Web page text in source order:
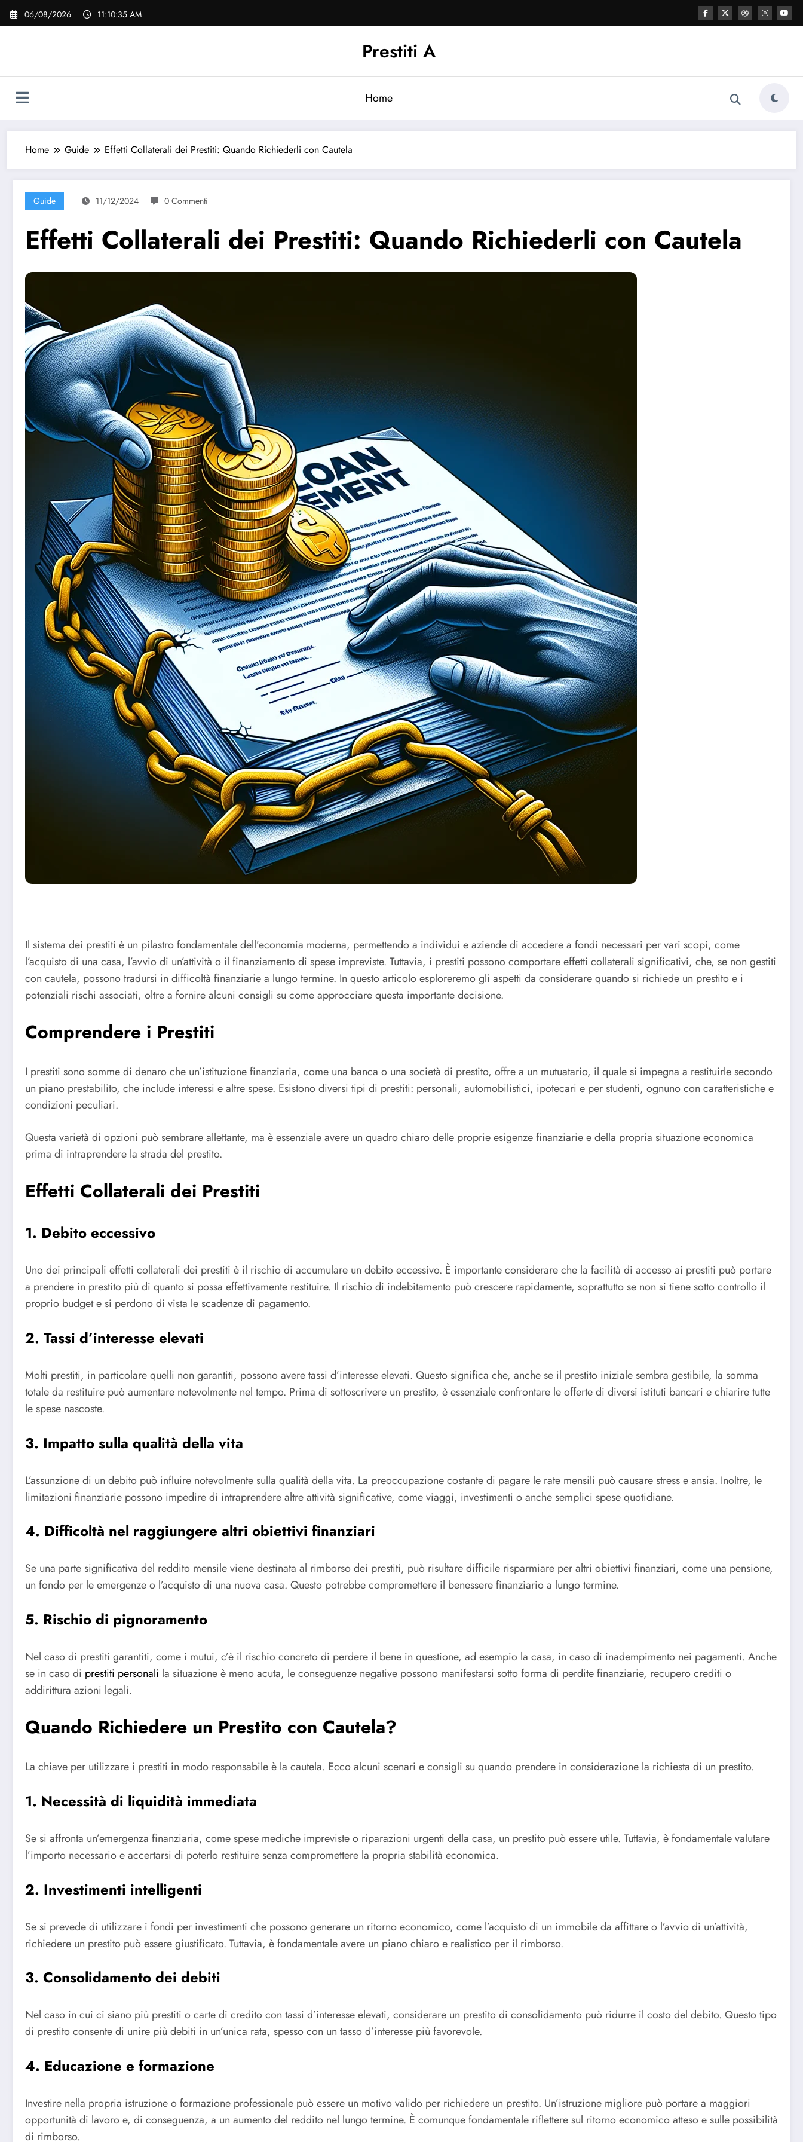
Vai
06/08/2026 11:10:36 AM
Prestiti A
Home
Home Guide Effetti Collaterali dei Prestiti: Quando Richiederli con Cautela
Guide 11/12/2024 0 Commenti
Effetti Collaterali dei Prestiti: Quando Richiederli con Cautela
Il sistema dei prestiti è un pilastro fondamentale dell’economia moderna, permettendo a individui e aziende di accedere a fondi necessari per vari scopi, come
l’acquisto di una casa, l’avvio di un’attività o il finanziamento di spese impreviste. Tuttavia, i prestiti possono comportare effetti collaterali significativi, che, se non gestiti
con cautela, possono tradursi in difficoltà finanziarie a lungo termine. In questo articolo esploreremo gli aspetti da considerare quando si richiede un prestito e i
potenziali rischi associati, oltre a fornire alcuni consigli su come approcciare questa importante decisione.
Comprendere i Prestiti
I prestiti sono somme di denaro che un’istituzione finanziaria, come una banca o una società di prestito, offre a un mutuatario, il quale si impegna a restituirle secondo
un piano prestabilito, che include interessi e altre spese. Esistono diversi tipi di prestiti: personali, automobilistici, ipotecari e per studenti, ognuno con caratteristiche e
condizioni peculiari.
Questa varietà di opzioni può sembrare allettante, ma è essenziale avere un quadro chiaro delle proprie esigenze finanziarie e della propria situazione economica
prima di intraprendere la strada del prestito.
Effetti Collaterali dei Prestiti
1. Debito eccessivo
Uno dei principali effetti collaterali dei prestiti è il rischio di accumulare un debito eccessivo. È importante considerare che la facilità di accesso ai prestiti può portare
a prendere in prestito più di quanto si possa effettivamente restituire. Il rischio di indebitamento può crescere rapidamente, soprattutto se non si tiene sotto controllo il
proprio budget e si perdono di vista le scadenze di pagamento.
2. Tassi d’interesse elevati
Molti prestiti, in particolare quelli non garantiti, possono avere tassi d’interesse elevati. Questo significa che, anche se il prestito iniziale sembra gestibile, la somma
totale da restituire può aumentare notevolmente nel tempo. Prima di sottoscrivere un prestito, è essenziale confrontare le offerte di diversi istituti bancari e chiarire tutte
le spese nascoste.
3. Impatto sulla qualità della vita
L’assunzione di un debito può influire notevolmente sulla qualità della vita. La preoccupazione costante di pagare le rate mensili può causare stress e ansia. Inoltre, le
limitazioni finanziarie possono impedire di intraprendere altre attività significative, come viaggi, investimenti o anche semplici spese quotidiane.
4. Difficoltà nel raggiungere altri obiettivi finanziari
Se una parte significativa del reddito mensile viene destinata al rimborso dei prestiti, può risultare difficile risparmiare per altri obiettivi finanziari, come una pensione,
un fondo per le emergenze o l’acquisto di una nuova casa. Questo potrebbe compromettere il benessere finanziario a lungo termine.
5. Rischio di pignoramento
Nel caso di prestiti garantiti, come i mutui, c’è il rischio concreto di perdere il bene in questione, ad esempio la casa, in caso di inadempimento nei pagamenti. Anche
se in caso di prestiti personali la situazione è meno acuta, le conseguenze negative possono manifestarsi sotto forma di perdite finanziarie, recupero crediti o
addirittura azioni legali.
Quando Richiedere un Prestito con Cautela?
La chiave per utilizzare i prestiti in modo responsabile è la cautela. Ecco alcuni scenari e consigli su quando prendere in considerazione la richiesta di un prestito.
1. Necessità di liquidità immediata
Se si affronta un’emergenza finanziaria, come spese mediche impreviste o riparazioni urgenti della casa, un prestito può essere utile. Tuttavia, è fondamentale valutare
l’importo necessario e accertarsi di poterlo restituire senza compromettere la propria stabilità economica.
2. Investimenti intelligenti
Se si prevede di utilizzare i fondi per investimenti che possono generare un ritorno economico, come l’acquisto di un immobile da affittare o l’avvio di un’attività,
richiedere un prestito può essere giustificato. Tuttavia, è fondamentale avere un piano chiaro e realistico per il rimborso.
3. Consolidamento dei debiti
Nel caso in cui ci siano più prestiti o carte di credito con tassi d’interesse elevati, considerare un prestito di consolidamento può ridurre il costo del debito. Questo tipo
di prestito consente di unire più debiti in un’unica rata, spesso con un tasso d’interesse più favorevole.
4. Educazione e formazione
Investire nella propria istruzione o formazione professionale può essere un motivo valido per richiedere un prestito. Un’istruzione migliore può portare a maggiori
opportunità di lavoro e, di conseguenza, a un aumento del reddito nel lungo termine. È comunque fondamentale riflettere sul ritorno economico atteso e sulle possibilità
di rimborso.